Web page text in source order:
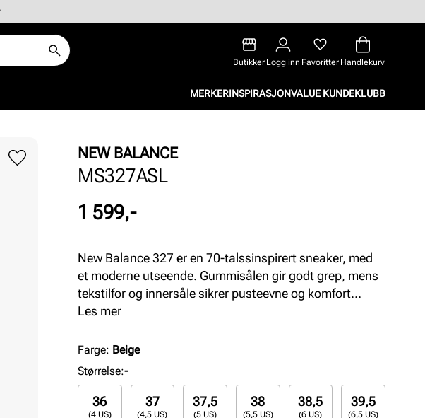
Butikker Logg inn Favoritter Handlekurv
MERKERINSPIRASJONVALUE KUNDEKLUBB
NEW BALANCE
MS327ASL
Pris
1 599,-
New Balance 327 er en 70-talssinspirert sneaker, med
et moderne utseende. Gummisålen gir godt grep, mens
tekstilfor og innersåle sikrer pusteevne og komfort
gjennom hele dagen. Retro og allsidig for urbane
Les mer
Farge: Beige
Størrelse:-
36
(4 US)
37
(4,5 US)
37,5
(5 US)
38
(5,5 US)
38,5
(6 US)
39,5
(6,5 US)